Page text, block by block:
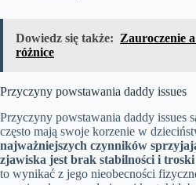
Dowiedz się także: Zauroczenie
różnice
Przyczyny powstawania daddy issues
Przyczyny powstawania daddy issues
często mają swoje korzenie w
najważniejszych czynników
zjawiska jest brak stabilności i
to wynikać z jego nieobecności